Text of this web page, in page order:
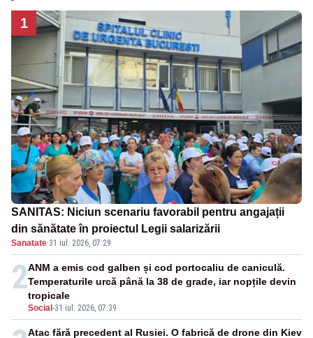
1
SANITAS: Niciun scenariu favorabil pentru angajații
din sănătate în proiectul Legii salarizării
Sanatate·31 iul. 2026, 07:29
2
Social -31 iul. 2026, 07:39
ANM a emis cod galben și cod portocaliu de caniculă.
Temperaturile urcă până la 38 de grade, iar nopțile devin
tropicale
Atac fără precedent al Rusiei. O fabrică de drone din Kiev